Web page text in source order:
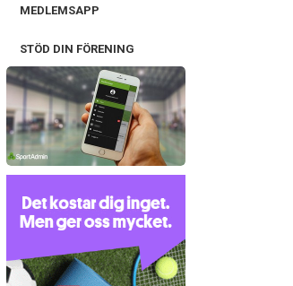
MEDLEMSAPP
STÖD DIN FÖRENING